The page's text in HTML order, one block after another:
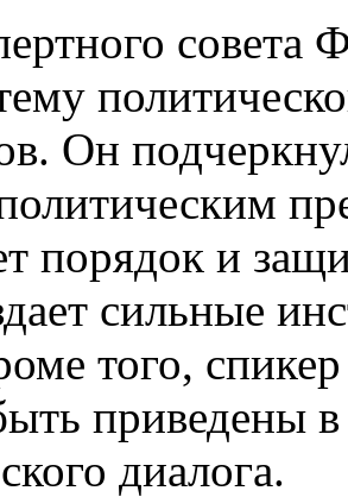
Он
порядок и
сильные
того,
приведены в
диалога.